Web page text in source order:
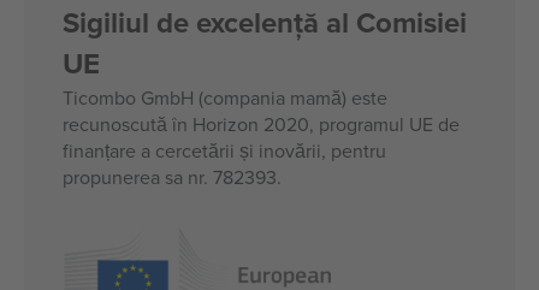
Sigiliul de excelență al Comisiei
UE
Ticombo GmbH (compania mamă) este
recunoscută în Horizon 2020, programul UE de
finanțare a cercetării și inovării, pentru
propunerea sa nr. 782393.